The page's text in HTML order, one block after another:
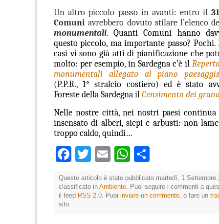
Un altro piccolo passo in avanti: entro il
Comuni avrebbero dovuto stilare l’elenco
monumentali.Quanti Comuni hanno
questo piccolo, ma importante passo?
casi vi sono già atti di pianificazione che
molto: per esempio, in Sardegna c’è il
monumentali allegato al piano
(P.P.R., 1° stralcio costiero) ed è stato
Foreste della Sardegna il Censimento dei
Nelle nostre città, nei nostri paesi
insensato di alberi, siepi e arbusti: non
troppo caldo, quindi…
Facebook
TwitterEmailWhatsApp
Questo articolo è stato pubblicato martedì, 1 Settembre
classificato in Ambiente . Puoi seguire i commenti a
il feed RSS 2.0 . Puoi inviare un commento , o fare un
sito.